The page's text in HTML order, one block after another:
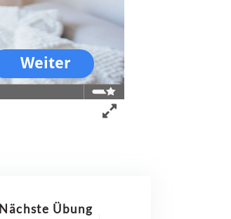
Nächste Übung